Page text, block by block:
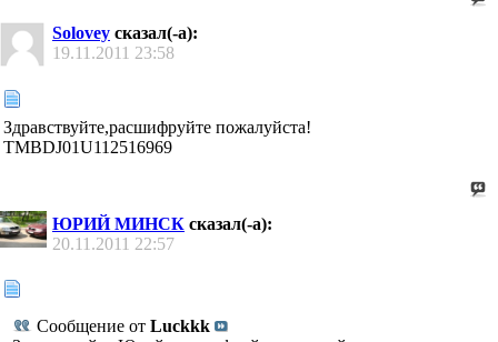
Solovey сказал(-а):
19.11.2011 23:58
Здравствуйте,расшифруйте пожалуйста!
TMBDJ01U112516969
ЮРИЙ МИНСК сказал(-а):
20.11.2011 22:57
Сообщение от Luckkk